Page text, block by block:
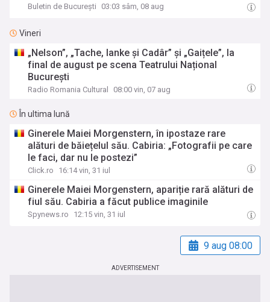
Buletin de București 03:03 sâm, 08 aug
Vineri
„Nelson”, „Tache, Ianke și Cadâr” și „Gaițele”, la
final de august pe scena Teatrului Național
București
Radio Romania Cultural 08:00 vin, 07 aug
În ultima lună
Ginerele Maiei Morgenstern, în ipostaze rare
alături de băiețelul său. Cabiria: „Fotografii pe care
le faci, dar nu le postezi”
Click.ro 16:14 vin, 31 iul
Ginerele Maiei Morgenstern, apariție rară alături de
fiul său. Cabiria a făcut publice imaginile
Spynews.ro 12:15 vin, 31 iul
9 aug 08:00
ADVERTISEMENT